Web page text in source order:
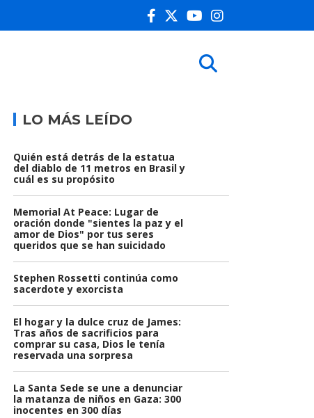
LO MÁS LEÍDO
Quién está detrás de la estatua
del diablo de 11 metros en Brasil y
cuál es su propósito
Memorial At Peace: Lugar de
oración donde "sientes la paz y el
amor de Dios" por tus seres
queridos que se han suicidado
Stephen Rossetti continúa como
sacerdote y exorcista
El hogar y la dulce cruz de James:
Tras años de sacrificios para
comprar su casa, Dios le tenía
reservada una sorpresa
La Santa Sede se une a denunciar
la matanza de niños en Gaza: 300
inocentes en 300 días